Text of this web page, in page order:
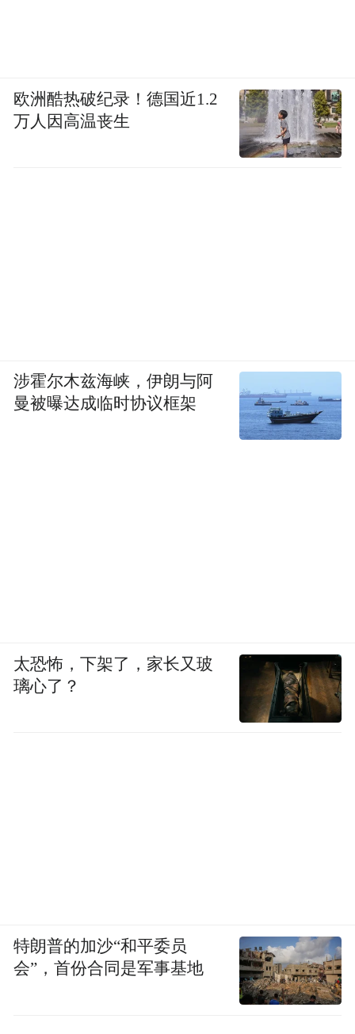
欧洲酷热破纪录！德国近1.2
万人因高温丧生
涉霍尔木兹海峡，伊朗与阿
曼被曝达成临时协议框架
太恐怖，下架了，家长又玻
璃心了？
特朗普的加沙“和平委员
会”，首份合同是军事基地